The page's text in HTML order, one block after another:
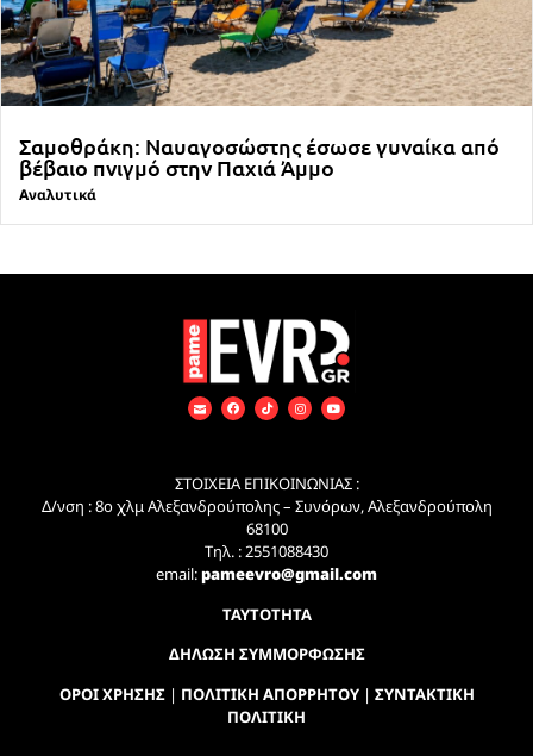
Σαμοθράκη: Ναυαγοσώστης έσωσε γυναίκα από
βέβαιο πνιγμό στην Παχιά Άμμο
Αναλυτικά
ΣΤΟΙΧΕΙΑ ΕΠΙΚΟΙΝΩΝΙΑΣ :
Δ/νση : 8ο χλμ Αλεξανδρούπολης – Συνόρων, Αλεξανδρούπολη
68100
Τηλ. : 2551088430
email:pameevro@gmail.com
ΤΑΥΤΟΤΗΤΑ
ΔΗΛΩΣΗ ΣΥΜΜΟΡΦΩΣΗΣ
ΟΡΟΙ ΧΡΗΣΗΣ| ΠΟΛΙΤΙΚΗ ΑΠΟΡΡΗΤΟΥ| ΣΥΝΤΑΚΤΙΚΗ
ΠΟΛΙΤΙΚΗ